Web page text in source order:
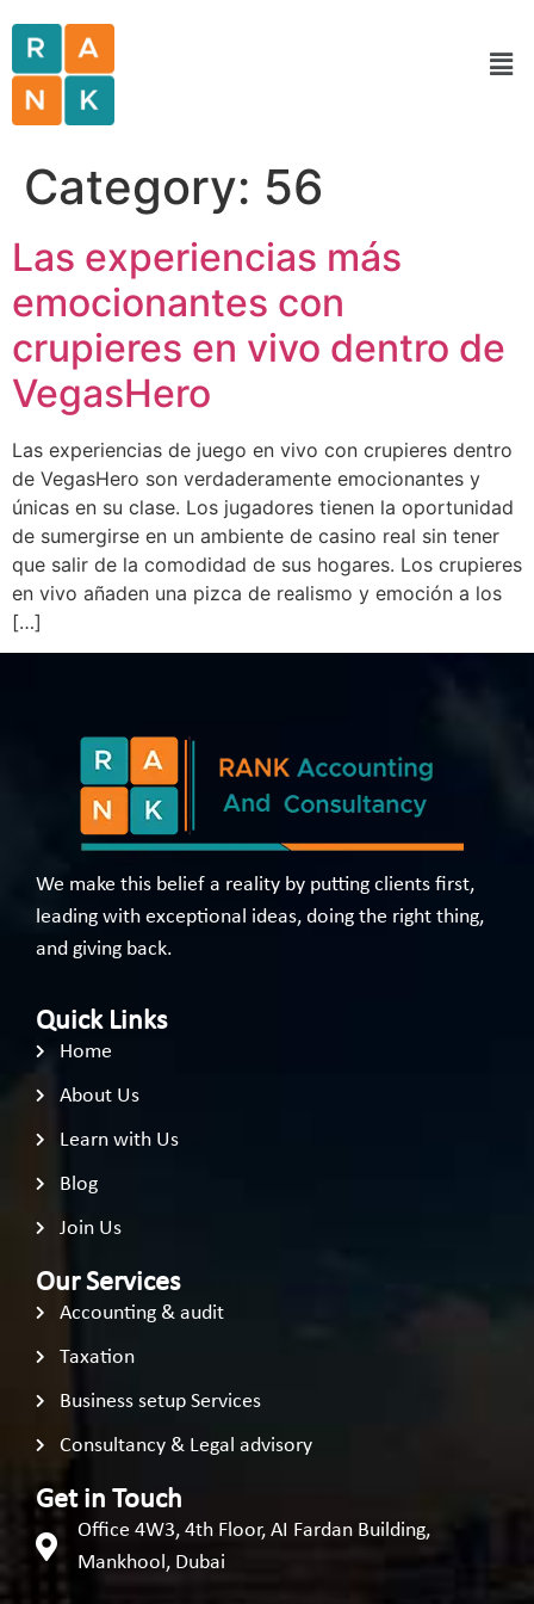
Category: 56
Las experiencias más
emocionantes con
crupieres en vivo dentro de
VegasHero
Las experiencias de juego en vivo con crupieres dentro
de VegasHero son verdaderamente emocionantes y
únicas en su clase. Los jugadores tienen la oportunidad
de sumergirse en un ambiente de casino real sin tener
que salir de la comodidad de sus hogares. Los crupieres
en vivo añaden una pizca de realismo y emoción a los
[…]
We make this belief a reality by putting clients first,
leading with exceptional ideas, doing the right thing,
and giving back.
Quick Links
Home
About Us
Learn with Us
Blog
Join Us
Our Services
Accounting & audit
Taxation
Business setup Services
Consultancy & Legal advisory
Get in Touch
Office 4W3, 4th Floor, AI Fardan Building,
Mankhool, Dubai